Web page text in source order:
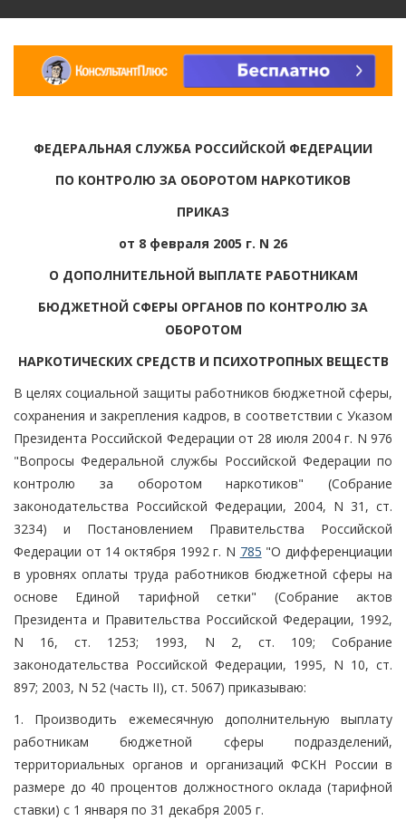
ФЕДЕРАЛЬНАЯ СЛУЖБА РОССИЙСКОЙ ФЕДЕРАЦИИ
ПО КОНТРОЛЮ ЗА ОБОРОТОМ НАРКОТИКОВ
ПРИКАЗ
от 8 февраля 2005 г. N 26
О ДОПОЛНИТЕЛЬНОЙ ВЫПЛАТЕ РАБОТНИКАМ
БЮДЖЕТНОЙ СФЕРЫ ОРГАНОВ ПО КОНТРОЛЮ ЗА
ОБОРОТОМ
НАРКОТИЧЕСКИХ СРЕДСТВ И ПСИХОТРОПНЫХ ВЕЩЕСТВ
В целях социальной защиты работников бюджетной сферы,
сохранения и закрепления кадров, в соответствии с Указом
Президента Российской Федерации от 28 июля 2004 г. N 976
"Вопросы Федеральной службы Российской Федерации по
контролю за оборотом наркотиков" (Собрание
законодательства Российской Федерации, 2004, N 31, ст.
3234) и Постановлением Правительства Российской
Федерации от 14 октября 1992 г. N 785 "О дифференциации
в уровнях оплаты труда работников бюджетной сферы на
основе Единой тарифной сетки" (Собрание актов
Президента и Правительства Российской Федерации, 1992,
N 16, ст. 1253; 1993, N 2, ст. 109; Собрание
законодательства Российской Федерации, 1995, N 10, ст.
897; 2003, N 52 (часть II), ст. 5067) приказываю:
1. Производить ежемесячную дополнительную выплату
работникам бюджетной сферы подразделений,
территориальных органов и организаций ФСКН России в
размере до 40 процентов должностного оклада (тарифной
ставки) с 1 января по 31 декабря 2005 г.